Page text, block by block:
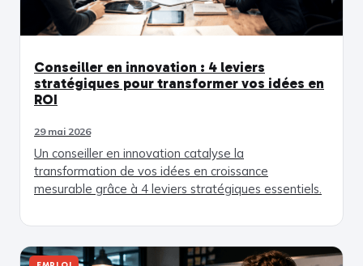
Conseiller en innovation : 4 leviers
stratégiques pour transformer vos idées en
ROI
29 mai 2026
Un conseiller en innovation catalyse la
transformation de vos idées en croissance
mesurable grâce à 4 leviers stratégiques essentiels.